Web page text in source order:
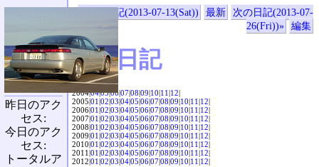
«前の日記(2013-07-13(Sat)) 最新
次の日記(2013-07-
26(Fri))»
編集
SVX日記
2004|04|05|06|07|08|09|10|11|12|
2005|01|02|03|04|05|06|07|08|09|10|11|12|
2006|01|02|03|04|05|06|07|08|09|10|11|12|
2007|01|02|03|04|05|06|07|08|09|10|11|12|
2008|01|02|03|04|05|06|07|08|09|10|11|12|
2009|01|02|03|04|05|06|07|08|09|10|11|12|
2010|01|02|03|04|05|06|07|08|09|10|11|12|
2011|01|02|03|04|05|06|07|08|09|10|11|12|
2012|01|02|03|04|05|06|07|08|09|10|11|12|
昨日のアク
セス:
今日のアク
セス:
トータルア